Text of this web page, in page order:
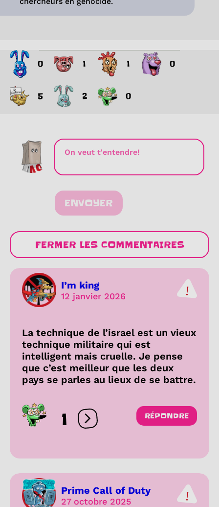
0 1 1 0
5 2 0
ENVOYER
FERMER LES COMMENTAIRES
I’m king
12 janvier 2026
La technique de l’israel est un vieux
technique militaire qui est
intelligent mais cruelle. Je pense
que c’est meilleur que les deux
pays se parles au lieux de se battre.
1 Ouvrir les réactions
RÉPONDRE
Prime Call of Duty
27 octobre 2025